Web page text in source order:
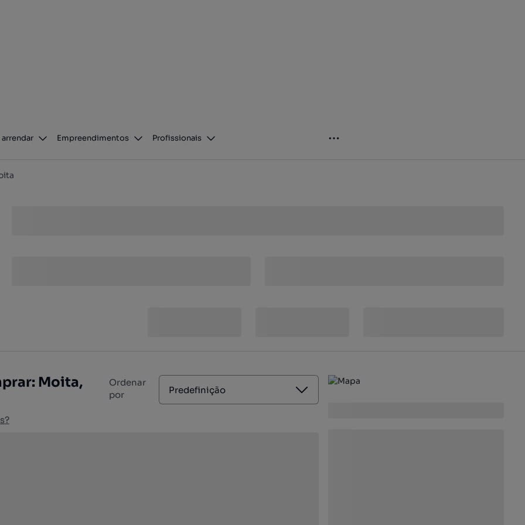
arrendar Empreendimentos Profissionais
Moita,
Ordenar
por
Predefinição